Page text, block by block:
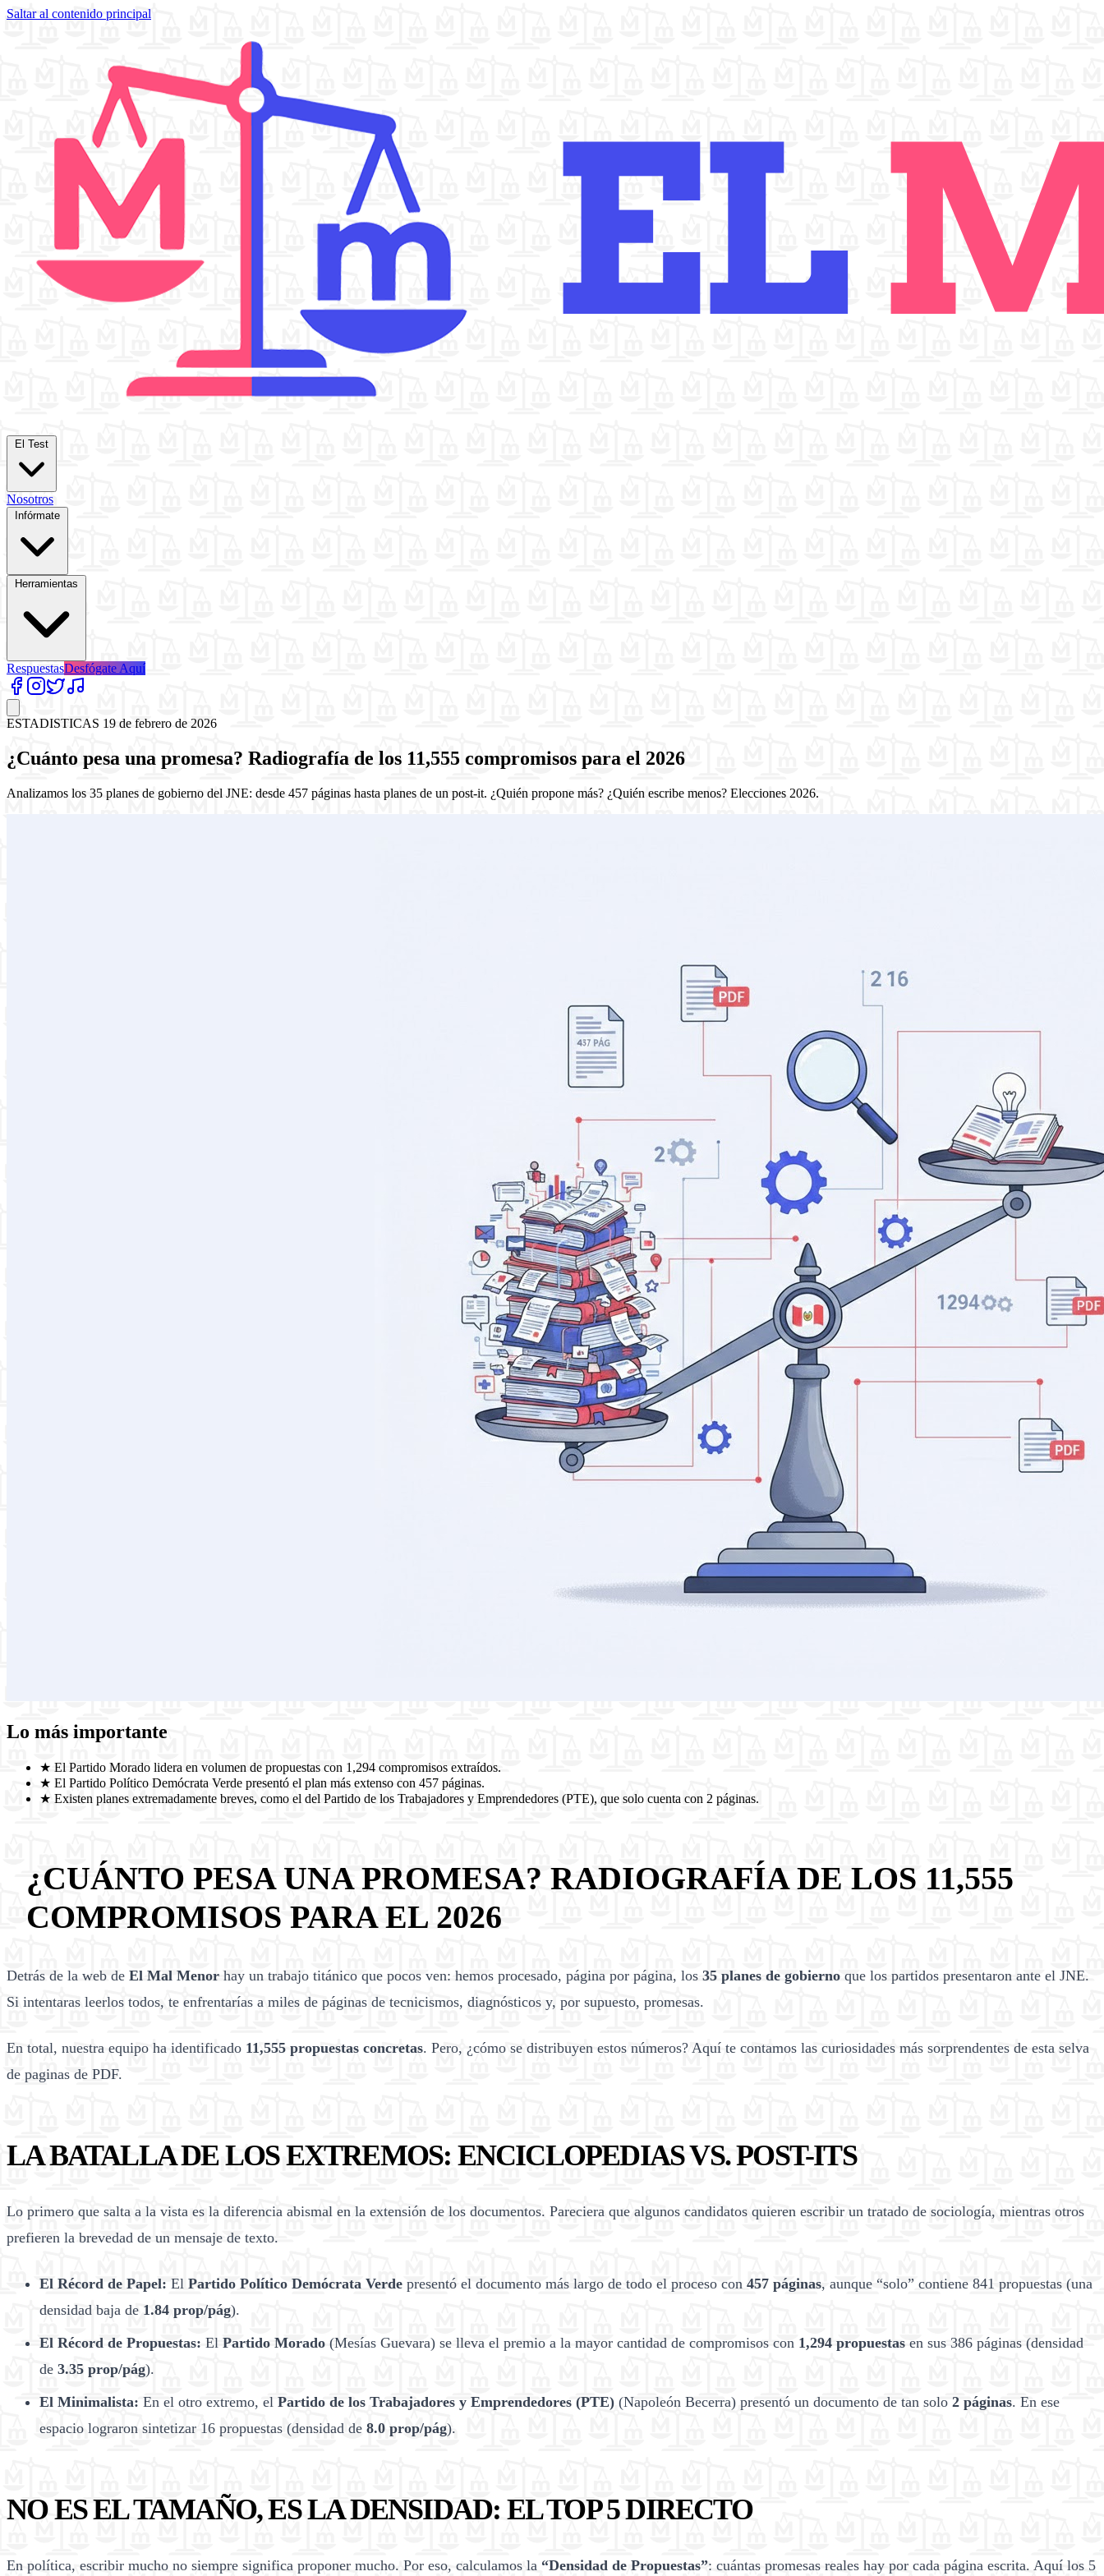
Saltar al contenido principal
Nosotros
RespuestasDesfógate Aquí
ESTADISTICAS 19 de febrero de 2026
¿Cuánto pesa una promesa? Radiografía de los 11,555 compromisos para el 2026
Analizamos los 35 planes de gobierno del JNE: desde 457 páginas hasta planes de un post-it. ¿Quién propone más? ¿Quién escribe menos? Elecciones 2026.
Lo más importante
★ El Partido Morado lidera en volumen de propuestas con 1,294 compromisos extraídos.
★ El Partido Político Demócrata Verde presentó el plan más extenso con 457 páginas.
★ Existen planes extremadamente breves, como el del Partido de los Trabajadores y Emprendedores (PTE), que solo cuenta con 2 páginas.
¿CUÁNTO PESA UNA PROMESA? RADIOGRAFÍA DE LOS 11,555
COMPROMISOS PARA EL 2026
Detrás de la web de El Mal Menor hay un trabajo titánico que pocos ven: hemos procesado, página por página, los 35 planes de gobierno que los partidos presentaron ante el JNE.
Si intentaras leerlos todos, te enfrentarías a miles de páginas de tecnicismos, diagnósticos y, por supuesto, promesas.
En total, nuestra equipo ha identificado 11,555 propuestas concretas. Pero, ¿cómo se distribuyen estos números? Aquí te contamos las curiosidades más sorprendentes de esta selva
de paginas de PDF.
LA BATALLA DE LOS EXTREMOS: ENCICLOPEDIAS VS. POST-ITS
Lo primero que salta a la vista es la diferencia abismal en la extensión de los documentos. Pareciera que algunos candidatos quieren escribir un tratado de sociología, mientras otros
prefieren la brevedad de un mensaje de texto.
El Récord de Papel: El Partido Político Demócrata Verde presentó el documento más largo de todo el proceso con 457 páginas, aunque “solo” contiene 841 propuestas (una
densidad baja de 1.84 prop/pág).
El Récord de Propuestas: El Partido Morado (Mesías Guevara) se lleva el premio a la mayor cantidad de compromisos con 1,294 propuestas en sus 386 páginas (densidad
de 3.35 prop/pág).
El Minimalista: En el otro extremo, el Partido de los Trabajadores y Emprendedores (PTE) (Napoleón Becerra) presentó un documento de tan solo 2 páginas. En ese
espacio lograron sintetizar 16 propuestas (densidad de 8.0 prop/pág).
NO ES EL TAMAÑO, ES LA DENSIDAD: EL TOP 5 DIRECTO
En política, escribir mucho no siempre significa proponer mucho. Por eso, calculamos la “Densidad de Propuestas”: cuántas promesas reales hay por cada página escrita. Aquí los 5